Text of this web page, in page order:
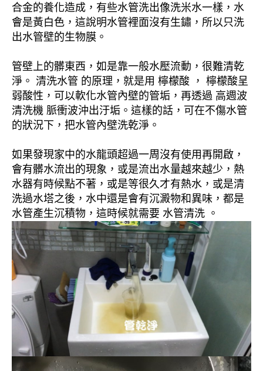
合金的養化造成，有些水管洗出像洗米水一樣，水
會是黃白色，這說明水管裡面沒有生鏽，所以只洗
出水管壁的生物膜。
管壁上的髒東西，如是靠一般水壓流動，很難清乾
淨。 清洗水管 的原理，就是用 檸檬酸 ， 檸檬酸呈
弱酸性，可以軟化水管內壁的管垢，再透過 高週波
清洗機 脈衝波沖出汙垢。這樣的話，可在不傷水管
的狀況下，把水管內壁洗乾淨。
如果發現家中的水龍頭超過一周沒有使用再開啟，
會有髒水流出的現象，或是流出水量越來越少，熱
水器有時候點不著，或是等很久才有熱水，或是清
洗過水塔之後，水中還是會有沉澱物和異味，都是
水管產生沉積物，這時候就需要 水管清洗 。